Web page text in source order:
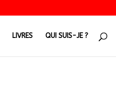
LIVRES QUI SUIS-JE ?